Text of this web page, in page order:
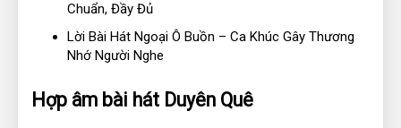
Chuẩn, Đầy Đủ
Lời Bài Hát Ngoại Ô Buồn – Ca Khúc Gây Thương
Nhớ Người Nghe
Hợp âm bài hát Duyên Quê